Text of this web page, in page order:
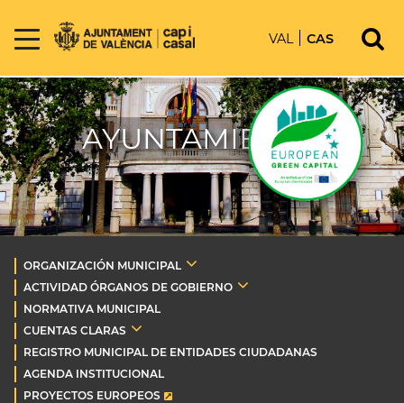
VAL CAS
AYUNTAMIENTO
ORGANIZACIÓN MUNICIPAL
ACTIVIDAD ÓRGANOS DE GOBIERNO
NORMATIVA MUNICIPAL
CUENTAS CLARAS
REGISTRO MUNICIPAL DE ENTIDADES CIUDADANAS
AGENDA INSTITUCIONAL
PROYECTOS EUROPEOS